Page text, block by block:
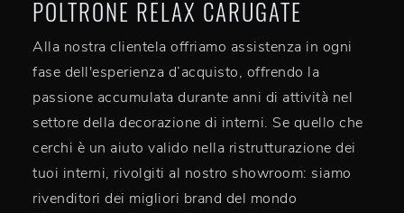
POLTRONE RELAX CARUGATE
Alla nostra clientela offriamo assistenza in ogni
fase dell'esperienza d’acquisto, offrendo la
passione accumulata durante anni di attività nel
settore della decorazione di interni. Se quello che
cerchi è un aiuto valido nella ristrutturazione dei
tuoi interni, rivolgiti al nostro showroom: siamo
rivenditori dei migliori brand del mondo